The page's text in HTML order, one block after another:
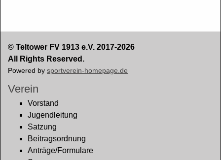
© Teltower FV 1913 e.V. 2017-2026
All Rights Reserved.
Powered by sportverein-homepage.de
Verein
Vorstand
Jugendleitung
Satzung
Beitragsordnung
Anträge/Formulare